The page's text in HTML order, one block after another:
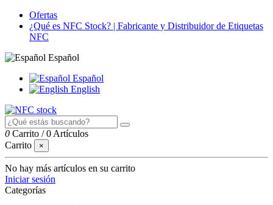
Ofertas
¿Qué es NFC Stock? | Fabricante y Distribuidor de Etiquetas
NFC
Español
Español
English
0 Carrito /0 Artículos
Carrito
×
No hay más artículos en su carrito
Iniciar sesión
Categorías